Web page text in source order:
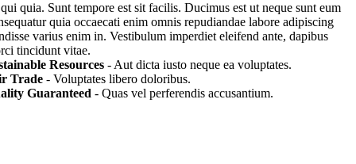
quia. Sunt tempore est sit facilis. Ducimus est ut neque sunt eum
quia occaecati enim omnis repudiandae labore adipiscing
varius enim in. Vestibulum imperdiet eleifend ante, dapibus
tincidunt vitae.
Resources - Aut dicta iusto neque ea voluptates.
Trade - Voluptates libero doloribus.
Guaranteed - Quas vel perferendis accusantium.